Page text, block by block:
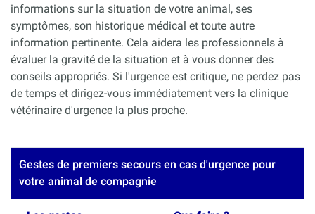
informations sur la situation de votre animal, ses
symptômes, son historique médical et toute autre
information pertinente. Cela aidera les professionnels à
évaluer la gravité de la situation et à vous donner des
conseils appropriés. Si l'urgence est critique, ne perdez pas
de temps et dirigez-vous immédiatement vers la clinique
vétérinaire d'urgence la plus proche.
Gestes de premiers secours en cas d'urgence pour
votre animal de compagnie